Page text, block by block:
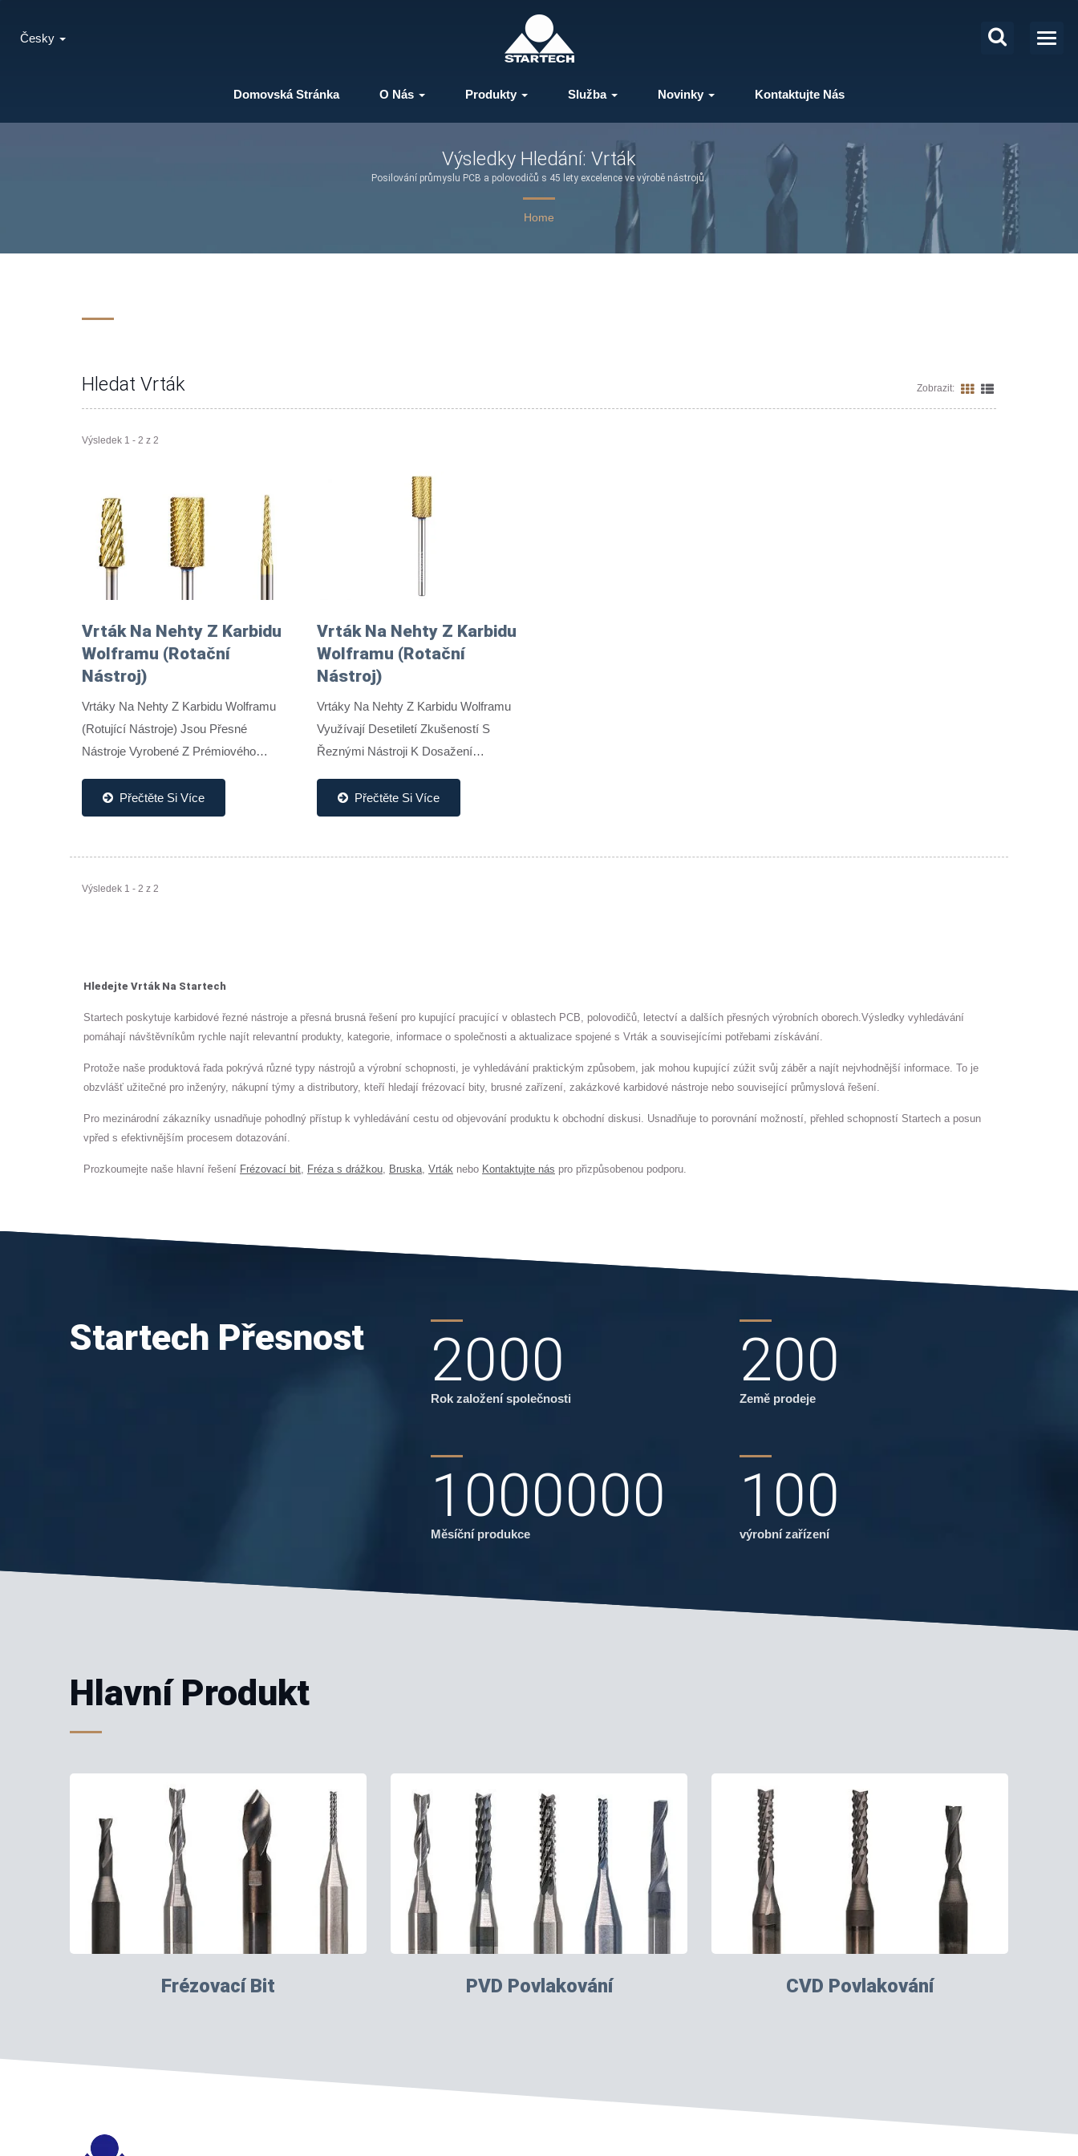
Domovská Stránka O Nás Produkty Služba Novinky Kontaktujte Nás
Česky
Výsledky Hledání: Vrták
Posilování průmyslu PCB a polovodičů s 45 lety excelence ve výrobě nástrojů.
Home
Hledat Vrták Zobrazit:
Výsledek 1 - 2 z 2
Vrták Na Nehty Z Karbidu
Wolframu (rotační
Nástroj)
Vrtáky Na Nehty Z Karbidu Wolframu
(rotující Nástroje) Jsou Přesné
Nástroje Vyrobené Z Prémiového
Homogenní Velikostí Zrna 0,8–1,0 Μm
A Tvrdostí Až 92 HRA....
Přečtěte Si Více
Vrták Na Nehty Z Karbidu
Wolframu (rotační
Nástroj)
Vrtáky Na Nehty Z Karbidu Wolframu
Využívají Desetiletí Zkušeností S
Řeznými Nástroji K Dosažení
Kůžičky, Tvarování, Leštění A
Odstraňování...
Přečtěte Si Více
Výsledek 1 - 2 z 2
Hledejte Vrták Na Startech
Startech poskytuje karbidové řezné nástroje a přesná brusná řešení pro kupující pracující v oblastech PCB, polovodičů, letectví a dalších přesných výrobních oborech.Výsledky vyhledávání
pomáhají návštěvníkům rychle najít relevantní produkty, kategorie, informace o společnosti a aktualizace spojené s Vrták a souvisejícími potřebami získávání.
Protože naše produktová řada pokrývá různé typy nástrojů a výrobní schopnosti, je vyhledávání praktickým způsobem, jak mohou kupující zúžit svůj záběr a najít nejvhodnější informace. To je
obzvlášť užitečné pro inženýry, nákupní týmy a distributory, kteří hledají frézovací bity, brusné zařízení, zakázkové karbidové nástroje nebo související průmyslová řešení.
Pro mezinárodní zákazníky usnadňuje pohodlný přístup k vyhledávání cestu od objevování produktu k obchodní diskusi. Usnadňuje to porovnání možností, přehled schopností Startech a posun
vpřed s efektivnějším procesem dotazování.
Prozkoumejte naše hlavní řešení Frézovací bit Fréza s drážkou Bruska Vrták nebo Kontaktujte nás pro přizpůsobenou podporu.
Startech Přesnost 2000
Rok založení společnosti
200
Země prodeje
1000000
Měsíční produkce
100
výrobní zařízení
Hlavní Produkt
Frézovací Bit PVD Povlakování CVD Povlakování